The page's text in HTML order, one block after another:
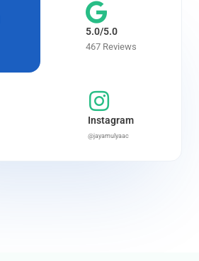
5.0/5.0
467 Reviews
Instagram
@jayamulyaac